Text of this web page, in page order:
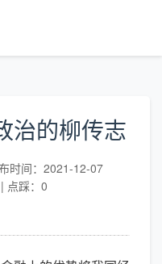
治的柳传志
时间：2021-12-07
点踩：0